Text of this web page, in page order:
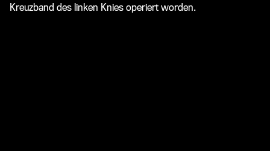
Kreuzband des linken Knies operiert worden.